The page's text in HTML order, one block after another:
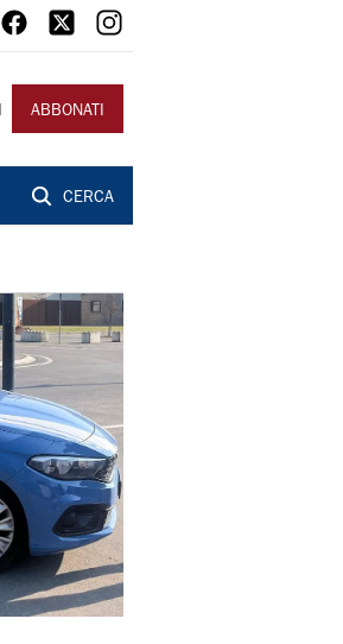
ABBONATI
CERCA